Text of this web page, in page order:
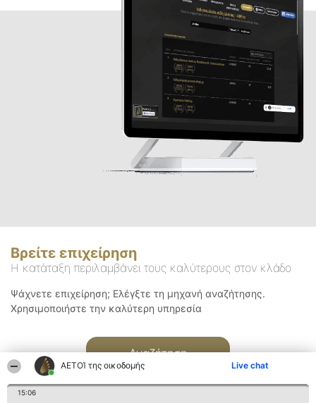
ΑΕΤΟΊ της οικοδομής Live chat
15:06
Βρείτε επιχείρηση
Η κατάταξη περιλαμβάνει τους καλύτερους στον κλάδο
Ψάχνετε επιχείρηση; Ελέγξτε τη μηχανή αναζήτησης.
Χρησιμοποιήστε την καλύτερη υπηρεσία
Αναζήτηση